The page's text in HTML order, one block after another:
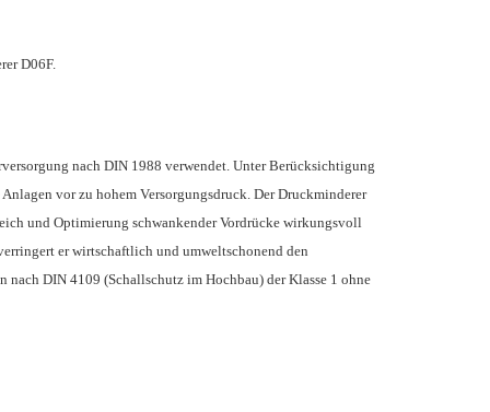
D06F.
nach DIN 1988 verwendet. Unter Berücksichtigung
vor zu hohem Versorgungsdruck. Der Druckminderer
und Optimierung schwankender Vordrücke wirkungsvoll
er wirtschaftlich und umweltschonend den
DIN 4109 (Schallschutz im Hochbau) der Klasse 1 ohne